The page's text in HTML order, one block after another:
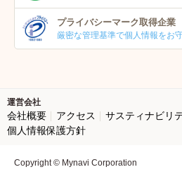
プライバシーマーク取得企業
厳密な管理基準で個人情報をお
運営会社
会社概要 アクセス サスティナビリ
個人情報保護方針
Copyright © Mynavi Corporation